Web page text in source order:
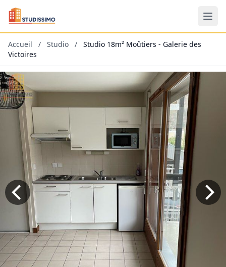
Accueil / Studio /
Studio 18m² Moûtiers - Galerie des
Victoires